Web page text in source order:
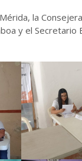
la
y el Secretario